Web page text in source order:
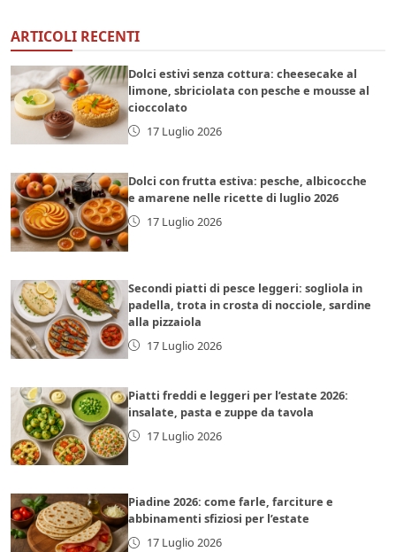
ARTICOLI RECENTI
Dolci estivi senza cottura: cheesecake al
limone, sbriciolata con pesche e mousse al
cioccolato
17 Luglio 2026
Dolci con frutta estiva: pesche, albicocche
e amarene nelle ricette di luglio 2026
17 Luglio 2026
Secondi piatti di pesce leggeri: sogliola in
padella, trota in crosta di nocciole, sardine
alla pizzaiola
17 Luglio 2026
Piatti freddi e leggeri per l’estate 2026:
insalate, pasta e zuppe da tavola
17 Luglio 2026
Piadine 2026: come farle, farciture e
abbinamenti sfiziosi per l’estate
17 Luglio 2026